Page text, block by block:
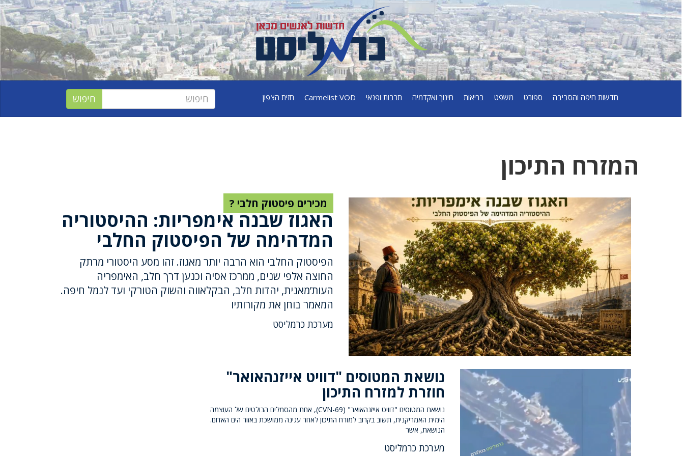
חדשות חיפה והסביבה ספורט משפט בריאות חינוך ואקדמיה תרבות ופנאי Carmelist VOD חזית הצפון
המזרח התיכון
מכירים פיסטוק חלבי ?
האגוז שבנה אימפריות: ההיסטוריה
המדהימה של הפיסטוק החלבי
הפיסטוק החלבי הוא הרבה יותר מאגוז. זהו מסע היסטורי מרתק
החוצה אלפי שנים, ממרכז אסיה וכנען דרך חלב, האימפריה
העות’מאנית, יהדות חלב, הבקלאווה והשוק הטורקי ועד לנמל חיפה.
המאמר בוחן את מקורותיו
מערכת כרמליסט
נושאת המטוסים "דוויט אייזנהאואר"
חוזרת למזרח התיכון
נושאת המטוסים "דוויט אייזנהאואר" (CVN-69), אחת מהסמלים הבולטים של העוצמה
הימית האמריקנית, תשוב בקרוב למזרח התיכון לאחר עגינה ממושכת באזור הים האדום.
הנושאת, אשר
מערכת כרמליסט